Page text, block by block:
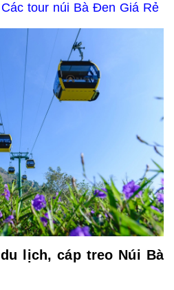
Các tour núi Bà Đen Giá Rẻ
lịch, cáp treo Núi Bà